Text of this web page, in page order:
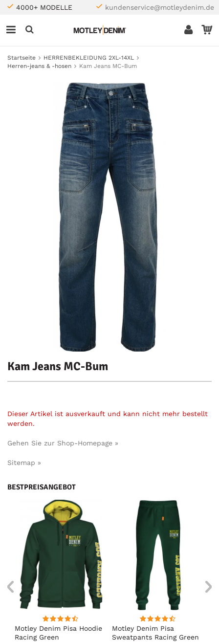
4000+ MODELLE kundenservice@motleydenim.de
Startseite
HERRENBEKLEIDUNG 2XL-14XL
Herren-jeans & -hosen
Kam Jeans MC-Bum
Kam Jeans MC-Bum
Dieser Artikel ist ausverkauft und kann nicht mehr bestellt
werden.
Gehen Sie zur Shop-Homepage »
Sitemap »
BESTPREISANGEBOT
Motley Denim Pisa Hoodie
Racing Green
Motley Denim Pisa
Sweatpants Racing Green